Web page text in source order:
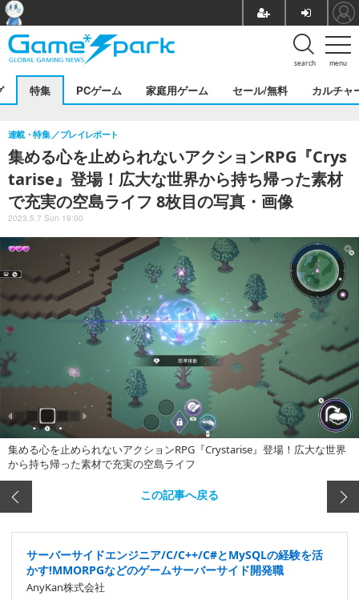
menu
search
特集 PCゲーム 家庭用ゲーム セール/無料 カルチャ
集める心を止められないアクションRPG『Crys
tarise』登場！広大な世界から持ち帰った素材
で充実の空島ライフ 8枚目の写真・画像
連載・特集 プレイレポート
2023.5.7 Sun 19:00
集める心を止められないアクションRPG『Crystarise』登場！広大な世界
から持ち帰った素材で充実の空島ライフ
この記事へ戻る
サーバーサイドエンジニア/C/C++/C#とMySQLの経験を活
かす!MMORPGなどのゲームサーバーサイド開発職
AnyKan株式会社